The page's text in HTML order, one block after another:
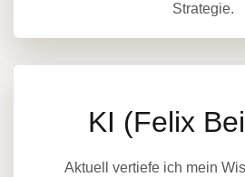
Strategie.
KI (Felix
Aktuell vertiefe ich mein